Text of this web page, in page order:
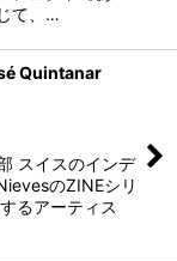
て、…
Quintanar
スイスのインデ
のZINEシリ
るアーティス